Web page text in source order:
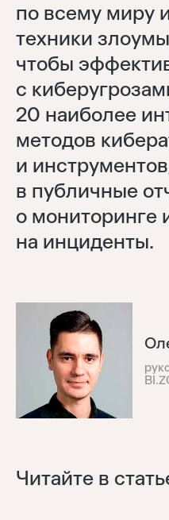
по всему миру
техники
чтобы
с
20 наиболее
методов
и
в публичные
о мониторинге
на инциденты.
Читайте в